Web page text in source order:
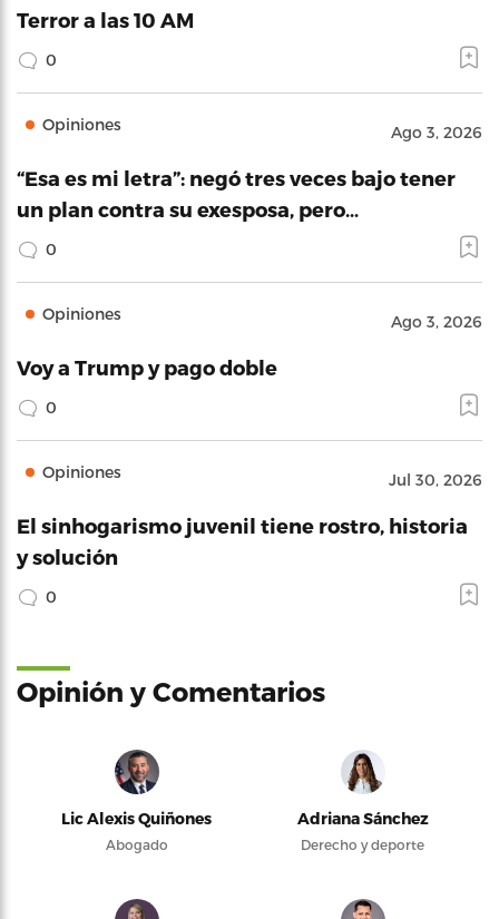
Terror a las 10 AM
0
Opiniones Ago 3, 2026
“Esa es mi letra”: negó tres veces bajo tener
un plan contra su exesposa, pero…
0
Opiniones Ago 3, 2026
Voy a Trump y pago doble
0
Opiniones Jul 30, 2026
El sinhogarismo juvenil tiene rostro, historia
y solución
0
Opinión y Comentarios
Lic Alexis Quiñones
Abogado
Adriana Sánchez
Derecho y deporte